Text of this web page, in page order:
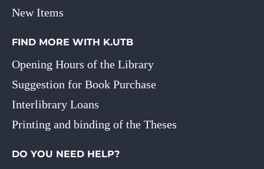
New Items
FIND MORE WITH K.UTB
Opening Hours of the Library
Suggestion for Book Purchase
Interlibrary Loans
Printing and binding of the Theses
DO YOU NEED HELP?